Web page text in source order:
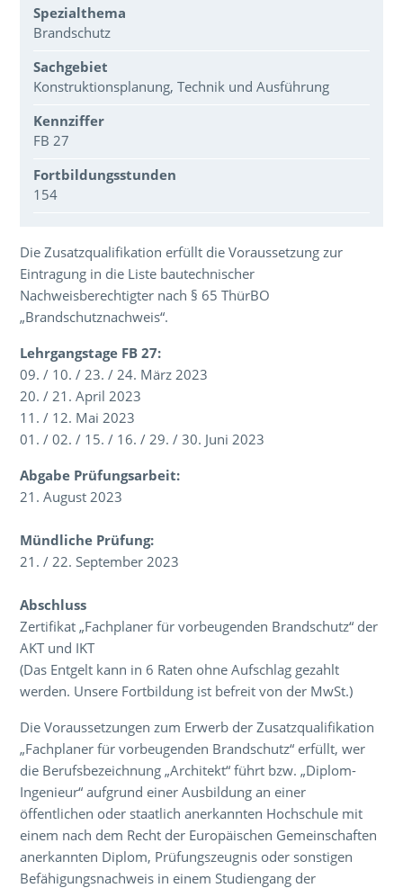
Spezialthema
Brandschutz
Sachgebiet
Konstruktionsplanung, Technik und Ausführung
Kennziffer
FB 27
Fortbildungsstunden
154
Über den Inhalt der Veranstaltung
Die Zusatzqualifikation erfüllt die Voraussetzung zur
Eintragung in die Liste bautechnischer
Nachweisberechtigter nach § 65 ThürBO
„Brandschutznachweis“.
Lehrgangstage FB 27:
09. / 10. / 23. / 24. März 2023
20. / 21. April 2023
11. / 12. Mai 2023
01. / 02. / 15. / 16. / 29. / 30. Juni 2023
Abgabe Prüfungsarbeit:
21. August 2023
Mündliche Prüfung:
21. / 22. September 2023
Abschluss
Zertifikat „Fachplaner für vorbeugenden Brandschutz“ der
AKT und IKT
(Das Entgelt kann in 6 Raten ohne Aufschlag gezahlt
werden. Unsere Fortbildung ist befreit von der MwSt.)
Die Voraussetzungen zum Erwerb der Zusatzqualifikation
„Fachplaner für vorbeugenden Brandschutz“ erfüllt, wer
die Berufsbezeichnung „Architekt“ führt bzw. „Diplom-
Ingenieur“ aufgrund einer Ausbildung an einer
öffentlichen oder staatlich anerkannten Hochschule mit
einem nach dem Recht der Europäischen Gemeinschaften
anerkannten Diplom, Prüfungszeugnis oder sonstigen
Befähigungsnachweis in einem Studiengang der